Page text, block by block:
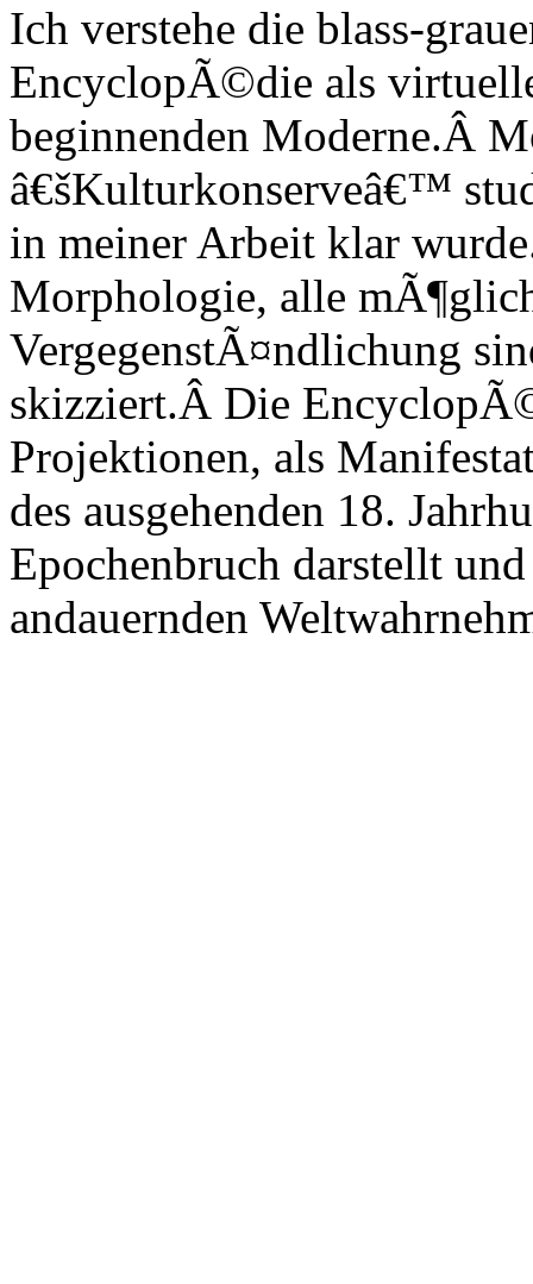
Ich verstehe die blass-
EncyclopÃ©die als
beginnenden Moderne.Â
â€šKulturkonserveâ€™
in meiner Arbeit klar
Morphologie, alle
VergegenstÃ¤ndlichung
skizziert.Â Die
Projektionen, als
des ausgehenden 18.
Epochenbruch darstellt
andauernden